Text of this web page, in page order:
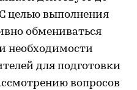
целью выполнения
обмениваться
необходимости
для подготовки
вопросов